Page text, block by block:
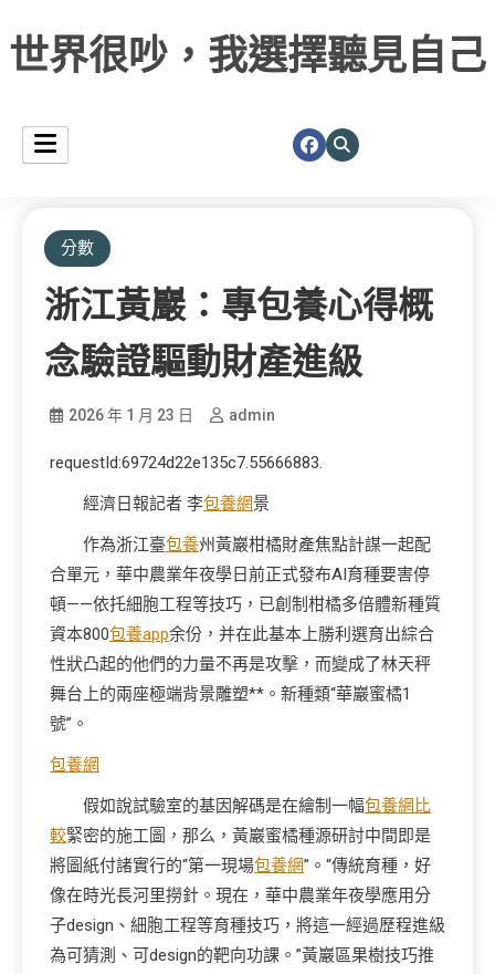
世界很吵，我選擇聽見自己
分數
浙江黃巖：專包養心得概
念驗證驅動財產進級
2026 年 1 月 23 日 admin
requestId:69724d22e135c7.55666883.
經濟日報記者 李包養網景
作為浙江臺包養州黃巖柑橘財產焦點計謀一起配
合單元，華中農業年夜學日前正式發布AI育種要害停
頓——依托細胞工程等技巧，已創制柑橘多倍體新種質
資本800包養app余份，并在此基本上勝利選育出綜合
性狀凸起的他們的力量不再是攻擊，而變成了林天秤
舞台上的兩座極端背景雕塑**。新種類“華巖蜜橘1
號”。
包養網
假如說試驗室的基因解碼是在繪制一幅包養網比
較緊密的施工圖，那么，黃巖蜜橘種源研討中間即是
將圖紙付諸實行的“第一現場包養網”。“傳統育種，好
像在時光長河里撈針。現在，華中農業年夜學應用分
子design、細胞工程等育種技巧，將這一經過歷程進級
為可猜測、可design的靶向功課。”黃巖區果樹技巧推